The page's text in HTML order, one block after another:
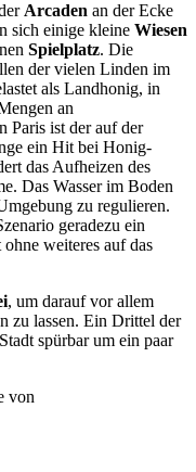
Arcaden an der Ecke
sich einige kleine Wiesen
Spielplatz. Die
der vielen Linden im
als Landhonig, in
an
Paris ist der auf der
ein Hit bei Honig-
das Aufheizen des
Das Wasser im Boden
zu regulieren.
geradezu ein
weiteres auf das
, um darauf vor allem
zu lassen. Ein Drittel der
spürbar um ein paar
von